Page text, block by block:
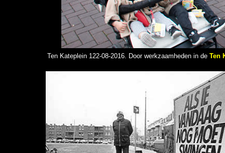
Ten Kateplein 122-08-2016. Door werkzaamheden in de Ten